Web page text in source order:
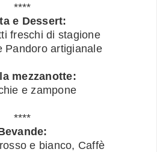
****
e Dessert:
freschi di stagione
Pandoro artigianale
mezzanotte:
e zampone
****
e bianco, Caffè